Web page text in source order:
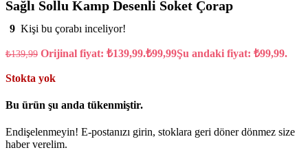
Sağlı Sollu Kamp Desenli Soket Çorap
9 Kişi bu çorabı inceliyor!
₺139,99 Orijinal fiyat: ₺139,99.₺99,99Şu andaki fiyat: ₺99,99.
Stokta yok
Bu ürün şu anda tükenmiştir.
Endişelenmeyin! E-postanızı girin, stoklara geri döner dönmez size
haber verelim.